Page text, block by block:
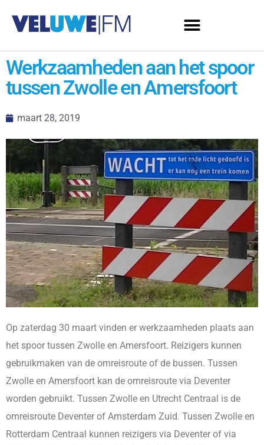
Werkzaamheden aan het spoor
tussen Zwolle en Amersfoort
maart 28, 2019
Op zaterdag 30 maart vinden er werkzaamheden plaats aan
het spoor tussen Zwolle en Amersfoort. Reizigers kunnen
gebruikmaken van de omreisroute of de bussen. Tussen
Zwolle en Amersfoort kan de omreisroute via Deventer
worden gebruikt. Tussen Zwolle en Utrecht Centraal is de
omreisroute Deventer of Amsterdam Zuid. Tussen Zwolle en
Rotterdam Centraal kunnen reizigers via Deventer of via